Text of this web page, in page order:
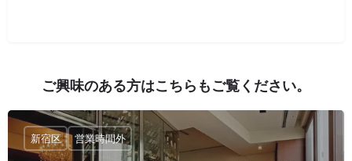
ご興味のある方はこちらもご覧ください。
新宿区 営業時間外